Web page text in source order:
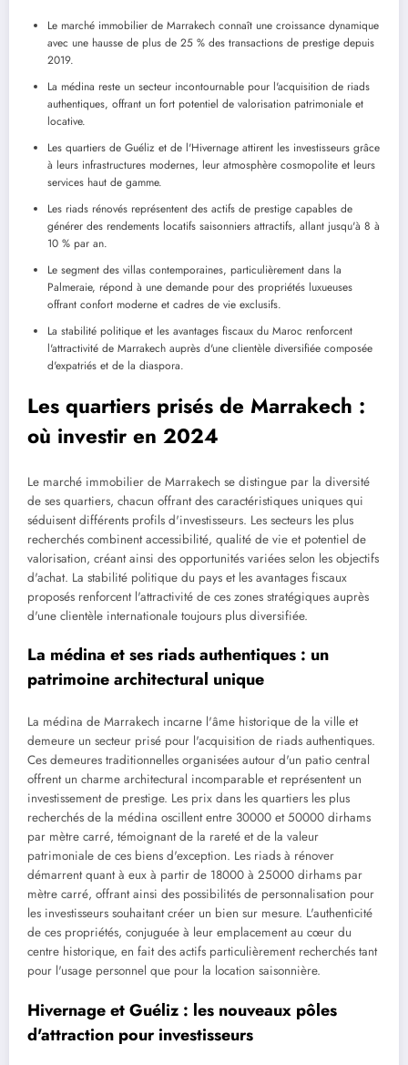
Le marché immobilier de Marrakech connaît une croissance dynamique
avec une hausse de plus de 25 % des transactions de prestige depuis
2019.
La médina reste un secteur incontournable pour l'acquisition de riads
authentiques, offrant un fort potentiel de valorisation patrimoniale et
locative.
Les quartiers de Guéliz et de l'Hivernage attirent les investisseurs grâce
à leurs infrastructures modernes, leur atmosphère cosmopolite et leurs
services haut de gamme.
Les riads rénovés représentent des actifs de prestige capables de
générer des rendements locatifs saisonniers attractifs, allant jusqu'à 8 à
10 % par an.
Le segment des villas contemporaines, particulièrement dans la
Palmeraie, répond à une demande pour des propriétés luxueuses
offrant confort moderne et cadres de vie exclusifs.
La stabilité politique et les avantages fiscaux du Maroc renforcent
l'attractivité de Marrakech auprès d'une clientèle diversifiée composée
d'expatriés et de la diaspora.
Les quartiers prisés de Marrakech :
où investir en 2024
Le marché immobilier de Marrakech se distingue par la diversité
de ses quartiers, chacun offrant des caractéristiques uniques qui
séduisent différents profils d'investisseurs. Les secteurs les plus
recherchés combinent accessibilité, qualité de vie et potentiel de
valorisation, créant ainsi des opportunités variées selon les objectifs
d'achat. La stabilité politique du pays et les avantages fiscaux
proposés renforcent l'attractivité de ces zones stratégiques auprès
d'une clientèle internationale toujours plus diversifiée.
La médina et ses riads authentiques : un
patrimoine architectural unique
La médina de Marrakech incarne l'âme historique de la ville et
demeure un secteur prisé pour l'acquisition de riads authentiques.
Ces demeures traditionnelles organisées autour d'un patio central
offrent un charme architectural incomparable et représentent un
investissement de prestige. Les prix dans les quartiers les plus
recherchés de la médina oscillent entre 30000 et 50000 dirhams
par mètre carré, témoignant de la rareté et de la valeur
patrimoniale de ces biens d'exception. Les riads à rénover
démarrent quant à eux à partir de 18000 à 25000 dirhams par
mètre carré, offrant ainsi des possibilités de personnalisation pour
les investisseurs souhaitant créer un bien sur mesure. L'authenticité
de ces propriétés, conjuguée à leur emplacement au cœur du
centre historique, en fait des actifs particulièrement recherchés tant
pour l'usage personnel que pour la location saisonnière.
Hivernage et Guéliz : les nouveaux pôles
d'attraction pour investisseurs